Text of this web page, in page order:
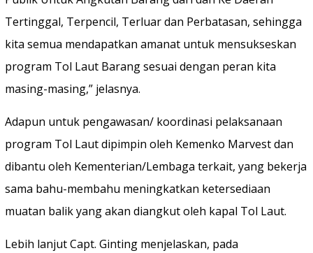
Tertinggal, Terpencil, Terluar dan Perbatasan, sehingga
kita semua mendapatkan amanat untuk mensukseskan
program Tol Laut Barang sesuai dengan peran kita
masing-masing,” jelasnya.
Adapun untuk pengawasan/ koordinasi pelaksanaan
program Tol Laut dipimpin oleh Kemenko Marvest dan
dibantu oleh Kementerian/Lembaga terkait, yang bekerja
sama bahu-membahu meningkatkan ketersediaan
muatan balik yang akan diangkut oleh kapal Tol Laut.
Lebih lanjut Capt. Ginting menjelaskan, pada